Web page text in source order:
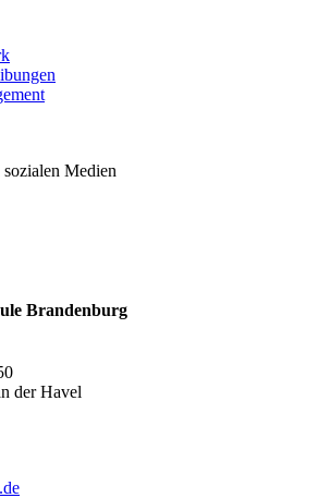
Medien
Brandenburg
der Havel